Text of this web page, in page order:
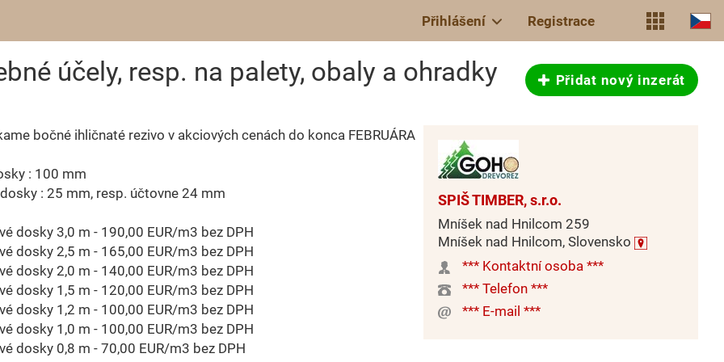
Přihlášení Registrace
účely, resp. na palety, obaly a ohradky Přidat nový inzerát
bočné ihličnaté rezivo v akciových cenách do konca FEBRUÁRA
: 100 mm
: 25 mm, resp. účtovne 24 mm
dosky 3,0 m - 190,00 EUR/m3 bez DPH
dosky 2,5 m - 165,00 EUR/m3 bez DPH
dosky 2,0 m - 140,00 EUR/m3 bez DPH
dosky 1,5 m - 120,00 EUR/m3 bez DPH
dosky 1,2 m - 100,00 EUR/m3 bez DPH
dosky 1,0 m - 100,00 EUR/m3 bez DPH
dosky 0,8 m - 70,00 EUR/m3 bez DPH
SPIŠ TIMBER, s.r.o.
Mníšek nad Hnilcom 259
Mníšek nad Hnilcom, Slovensko
*** Kontaktní osoba ***
*** Telefon ***
*** E-mail ***